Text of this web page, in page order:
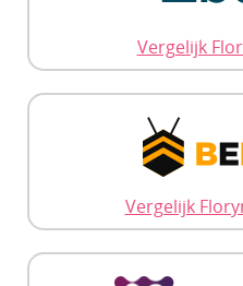
Vergelijk
Vergelijk